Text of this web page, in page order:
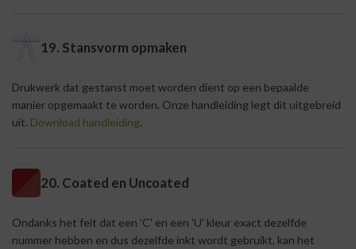
19. Stansvorm opmaken
Drukwerk dat gestanst moet worden dient op een bepaalde
manier opgemaakt te worden. Onze handleiding legt dit uitgebreid
uit. Download handleiding.
20. Coated en Uncoated
Ondanks het feit dat een 'C' en een 'U' kleur exact dezelfde
nummer hebben en dus dezelfde inkt wordt gebruikt, kan het